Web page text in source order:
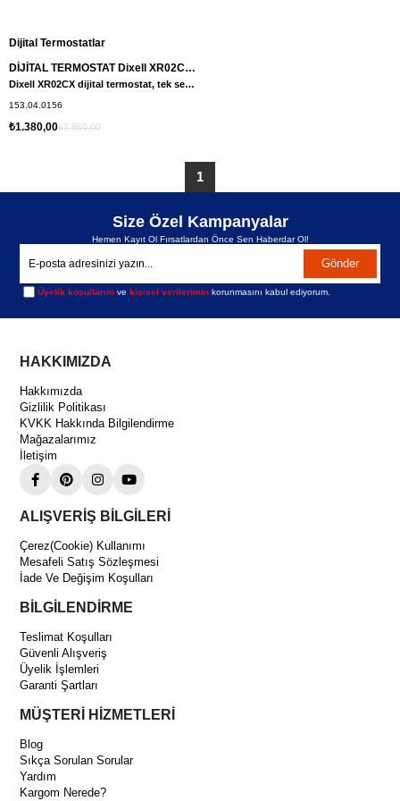
Dijital Termostatlar
DİJİTAL TERMOSTAT Dixell XR02CX TEK SENSÖR
Dixell XR02CX dijital termostat, tek sensörlü yapısıyla soğutma sistemlerinde hassas sıcaklık kontrolü sağlar. Güvenilir performansı ve kolay kullanımıyla profesyonel uygulamalara uygundur.
153.04.0156
₺1.380,00₺1.860,00
1
Size Özel Kampanyalar
Hemen Kayıt Ol Fırsatlardan Önce Sen Haberdar Ol!
Gönder
Üyelik koşullarını vekişisel verilerimin korunmasını kabul ediyorum.
HAKKIMIZDA
Hakkımızda
Gizlilik Politikası
KVKK Hakkında Bilgilendirme
Mağazalarımız
İletişim
ALIŞVERİŞ BİLGİLERİ
Çerez(Cookie) Kullanımı
Mesafeli Satış Sözleşmesi
İade Ve Değişim Koşulları
BİLGİLENDİRME
Teslimat Koşulları
Güvenli Alışveriş
Üyelik İşlemleri
Garanti Şartları
MÜŞTERİ HİZMETLERİ
Blog
Sıkça Sorulan Sorular
Yardım
Kargom Nerede?